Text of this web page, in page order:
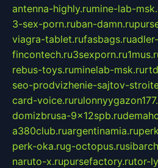
antenna-highly.rumine-lab-
3-sex-porn.ruban-damn.ru
viagra-tablet.rufasbags.ru
fincontech.ru3sexporn.ru
rebus-toys.ruminelab-msk.ru
seo-prodvizhenie-sajtov-
card-voice.ru
domizbrusa-9x12spb.ru
a380club.ruargentinamia.ru
perk-oka.rug-octopus.ru
naruto-x.rupursefactory.rutor-